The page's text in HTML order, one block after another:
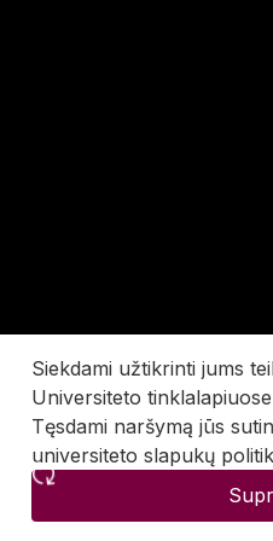
Siekdami užtikrinti jums
Universiteto
Tęsdami naršymą jūs
universiteto slapukų